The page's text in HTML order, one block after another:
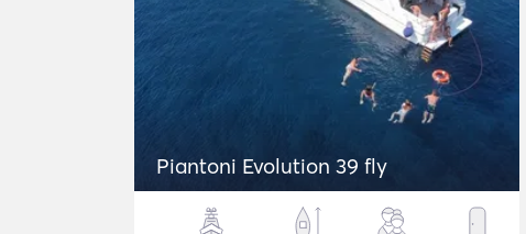
Piantoni Evolution 39 fly